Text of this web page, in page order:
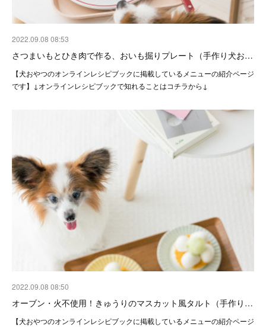
2022.09.08 08:53
さつまいもとひき肉で作る、おいも掘りプレート（手作り犬お…
【犬おやつのオンラインレシピブックに掲載しているメニューの紹介ページ
です】↓オンラインレシピブックで知れることはコチラから↓
2022.09.08 08:50
オーブン・火不使用！きゅうりのマスカット風タルト（手作り…
【犬おやつのオンラインレシピブックに掲載しているメニューの紹介ページ